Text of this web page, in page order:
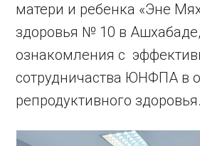
матери и ребенка «Эне
здоровья № 10 в
ознакомления с
сотрудничаства ЮНФПА в
репродуктивного здоровья.